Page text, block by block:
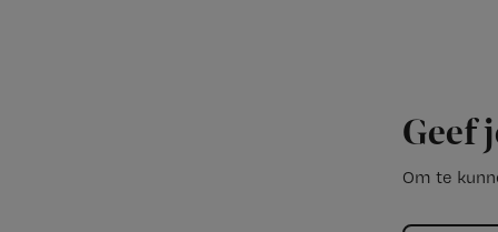
Geef
Om te